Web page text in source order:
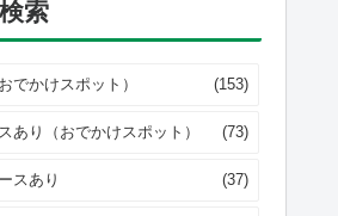
索
でかけスポット） (153)
あり（おでかけスポット） (73)
スあり (37)